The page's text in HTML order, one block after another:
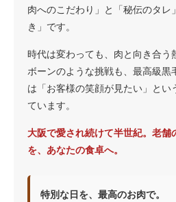
肉へのこだわり」と「秘伝のタレ
き」です。
時代は変わっても、肉と向き合う
ボーンのような挑戦も、最高級黒
は「お客様の笑顔が見たい」とい
ています。
大阪で愛され続けて半世紀。老
を、あなたの食卓へ。
特別な日を、最高のお肉で。